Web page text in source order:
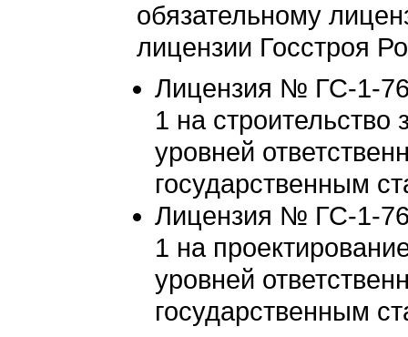
обязательному
лицензии Госстроя
Лицензия № ГС-1-
1 на
уровней
государственным
Лицензия № ГС-1-
1 на
уровней
государственным